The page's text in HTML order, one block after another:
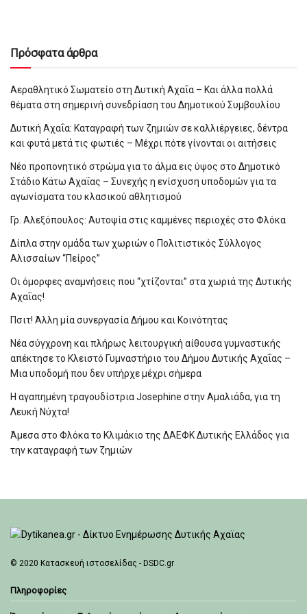
Πρόσφατα άρθρα
Αεραθλητικό Σωματείο στη Δυτική Αχαΐα – Και άλλα πολλά
θέματα στη σημερινή συνεδρίαση του Δημοτικού Συμβουλίου
Δυτική Αχαΐα: Καταγραφή των ζημιών σε καλλιέργειες, δέντρα
και φυτά μετά τις φωτιές – Μέχρι πότε γίνονται οι αιτήσεις
Νέο προπονητικό στρώμα για το άλμα εις ύψος στο Δημοτικό
Στάδιο Κάτω Αχαΐας – Συνεχής η ενίσχυση υποδομών για τα
αγωνίσματα του κλασικού αθλητισμού
Γρ. Αλεξόπουλος: Αυτοψία στις καμμένες περιοχές στο Φλόκα
Δίπλα στην ομάδα των χωριών ο Πολιτιστικός Σύλλογος
Αλισσαίων “Πείρος”
Οι όμορφες αναμνήσεις που “χτίζονται” στα χωριά της Δυτικής
Αχαΐας!
Πσιτ! Άλλη μία συνεργασία Δήμου και Κοινότητας
Νέα σύγχρονη και πλήρως λειτουργική αίθουσα γυμναστικής
απέκτησε το Κλειστό Γυμναστήριο του Δήμου Δυτικής Αχαΐας –
Μια υποδομή που δεν υπήρχε μέχρι σήμερα
Η αγαπημένη τραγουδίστρια Josephine στην Αμαλιάδα, για τη
Λευκή Νύχτα!
Άμεσα στο Φλόκα το Κλιμάκιο της ΔΑΕΦΚ Δυτικής Ελλάδος για
την καταγραφή των ζημιών
© 2020 Κατασκευή ιστοσελίδας - DSDC.gr
Πληροφορίες